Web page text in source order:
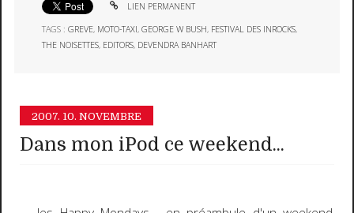
LIEN PERMANENT
TAGS :GREVE, MOTO-TAXI,GEORGE W BUSH, FESTIVAL DES INROCKS,
THE NOISETTES, EDITORS, DEVENDRA BANHART
2007. 10. NOVEMBRE
Dans mon iPod ce weekend...